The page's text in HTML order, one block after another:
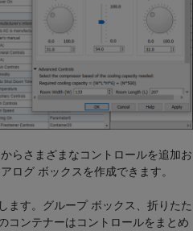
らさまざまなコントロールを追加お
ログ ボックスを作成できます。
ます。グループ ボックス、折りたた
コンテナーはコントロールをまとめ